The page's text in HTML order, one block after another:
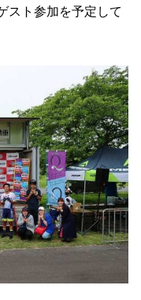
スト参加を予定して